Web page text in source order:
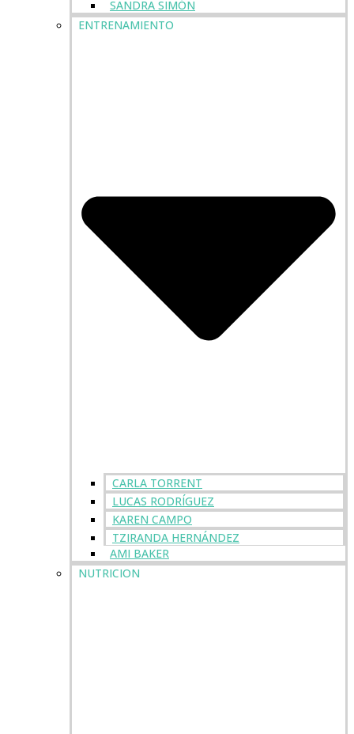
SANDRA SIMÓN
ENTRENAMIENTO
CARLA TORRENT
LUCAS RODRÍGUEZ
KAREN CAMPO
TZIRANDA HERNÁNDEZ
AMI BAKER
NUTRICION